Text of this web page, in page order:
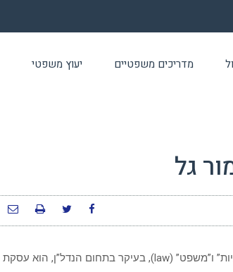
מדריכים משפטיים יעוץ משפטי
גל
החיבור הטבעי הראשוני שעולה בראש בין שתי המילים “יצירתיות” ו”משפט” (law), בעיקר בתחום הנדל”ן, הוא עסקת